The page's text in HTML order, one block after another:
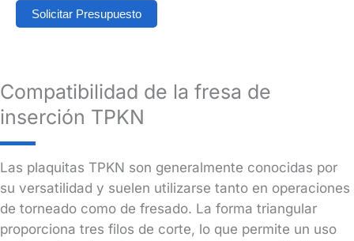
Solicitar Presupuesto
Compatibilidad de la fresa de
inserción TPKN
Las plaquitas TPKN son generalmente conocidas por
su versatilidad y suelen utilizarse tanto en operaciones
de torneado como de fresado. La forma triangular
proporciona tres filos de corte, lo que permite un uso